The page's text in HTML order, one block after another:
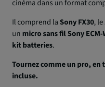
cinéma dans un format
Il comprend laSony FX30, le
un micro sans fil Sony ECM-
kit batteries.
Tournez comme un pro,
incluse.